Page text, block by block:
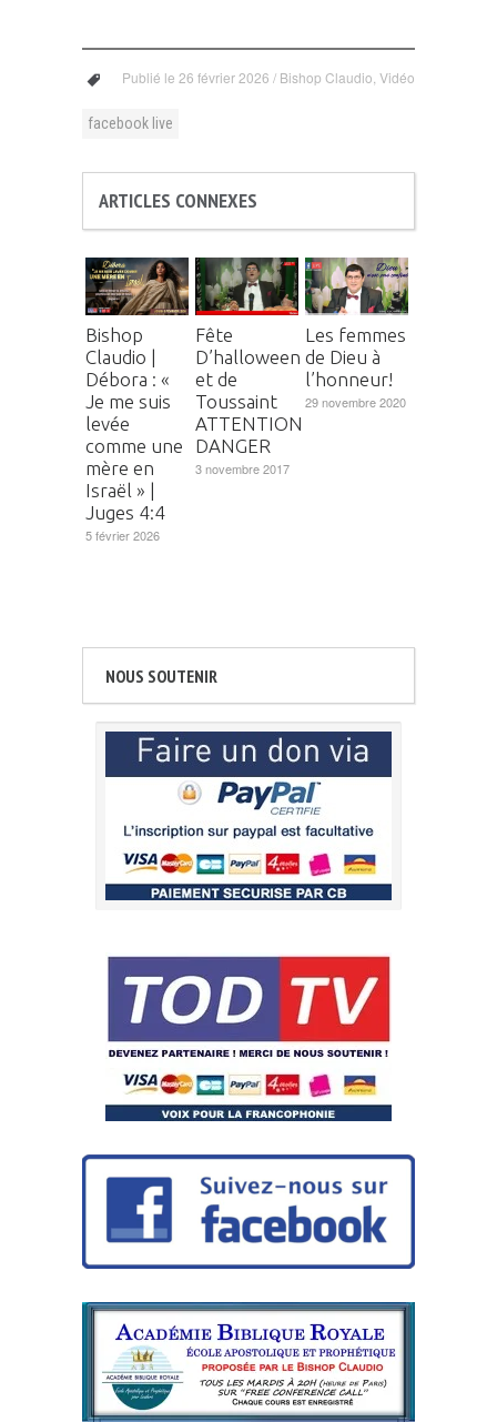
Publié le 26 février 2026 / Bishop Claudio Vidéo
facebook live
ARTICLES CONNEXES
Bishop
Claudio |
Débora : «
Je me suis
levée
comme une
mère en
Israël » |
Juges 4:4
5 février 2026
Fête
D’halloween
et de
Toussaint
ATTENTION
DANGER
3 novembre 2017
Les femmes
de Dieu à
l’honneur!
29 novembre 2020
NOUS SOUTENIR